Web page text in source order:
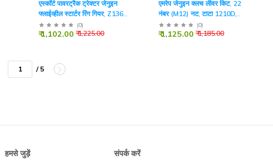
एस्कॉर्ट पावरट्रैक ट्रेक्टर जेनुइन
फ्लाईव्हील स्टार्टर रिंग गियर, Z136
दांत
(0)
₹ 1,225.00
₹ 1,102.00
एमरेप जेनुइन क्लच लीवर किट, 22
नंबर (M12) नट, टाटा 1210D,
महिंद्रा 475, मैसी 1035DI और
आइशर ट्रैक्टर के लिए
(0)
₹ 1,185.00
₹ 1,125.00
/ 5
हमसे जुड़ें संपर्क करें